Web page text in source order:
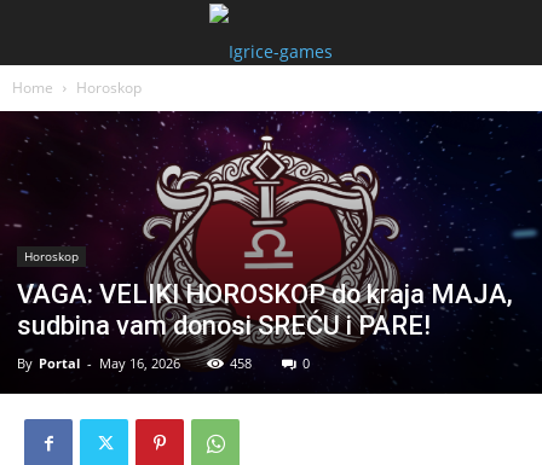
Home Horoskop
Horoskop
VAGA: VELIKI HOROSKOP do kraja MAJA,
sudbina vam donosi SREĆU i PARE!
By Portal - May 16, 2026 458 0